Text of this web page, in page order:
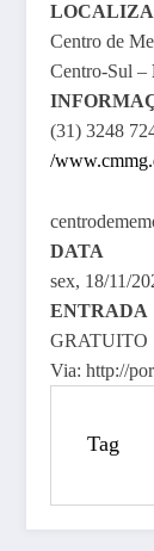
Centro de
Centro-Sul –
(31) 3248
/
DATA
sex, 18/11/
ENTRADA
GRATUITO
Via: http://
Tag